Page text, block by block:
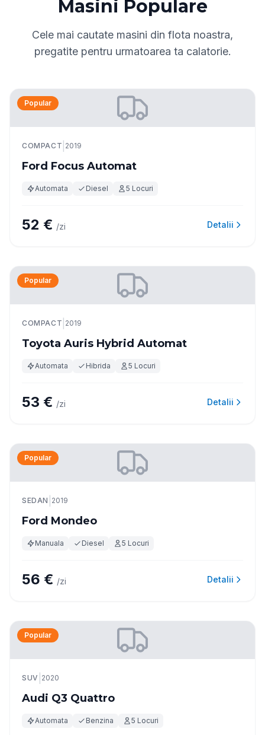
Masini Populare
Cele mai cautate masini din flota noastra,
pregatite pentru urmatoarea ta calatorie.
Popular
COMPACT 2019
Ford Focus Automat
Automata Diesel 5 Locuri
52 € /zi Detalii
Popular
COMPACT 2019
Toyota Auris Hybrid Automat
Automata Hibrida 5 Locuri
53 € /zi Detalii
Popular
SEDAN 2019
Ford Mondeo
Manuala Diesel 5 Locuri
56 € /zi Detalii
Popular
SUV 2020
Audi Q3 Quattro
Automata Benzina 5 Locuri